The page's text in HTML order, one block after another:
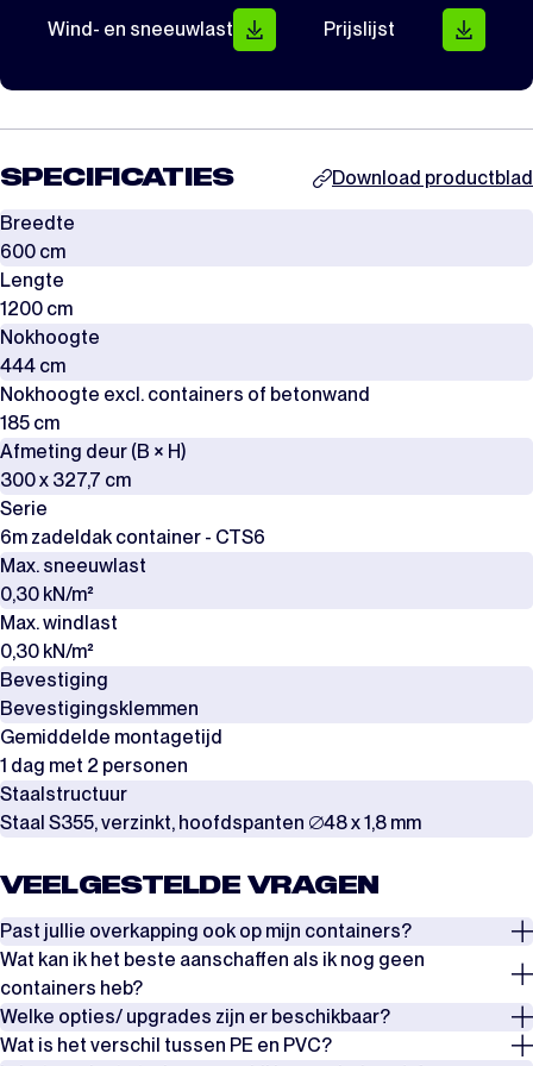
Wind- en sneeuwlast Prijslijst
SPECIFICATIES
Download productblad
Breedte
600 cm
Lengte
1200 cm
Nokhoogte
444 cm
Nokhoogte excl. containers of betonwand
185 cm
Afmeting deur (B × H)
300 x 327,7 cm
Serie
6m zadeldak container - CTS6
Max. sneeuwlast
0,30 kN/m²
Max. windlast
0,30 kN/m²
Bevestiging
Bevestigingsklemmen
Gemiddelde montagetijd
1 dag met 2 personen
Staalstructuur
Staal S355, verzinkt, hoofdspanten ∅48 x 1,8 mm
VEELGESTELDE VRAGEN
Past jullie overkapping ook op mijn containers?
Ja, we hebben verschillende bevestigingsopties voor standaard
zeecontainers, high cube, office container en open-side.
We hebben alle bevestigingsopties gebundeld in één overzichtelijk
Wat kan ik het beste aanschaffen als ik nog geen
containers heb?
We adviseren om vooral vanuit je gewenste situatie te denken. Met
onze bevestigingsopties kun je bijna oneindig combineren. Combineer
Welke opties/ upgrades zijn er beschikbaar?
Wat is het verschil tussen PE en PVC?